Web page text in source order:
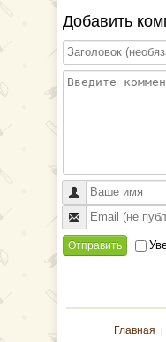
Добавить
Отправить
Главная ¦